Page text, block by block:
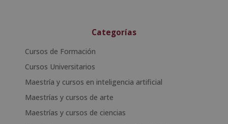
Categorías
Cursos de Formación
Cursos Universitarios
Maestría y cursos en inteligencia artificial
Maestrías y cursos de arte
Maestrías y cursos de ciencias